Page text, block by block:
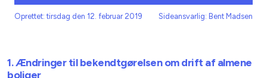
Oprettet: tirsdag den 12. februar 2019 Sideansvarlig: Bent Madsen
1. Ændringer til bekendtgørelsen om drift af almene
boliger